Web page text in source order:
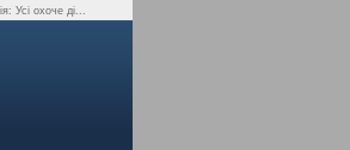
Усі охоче ді...